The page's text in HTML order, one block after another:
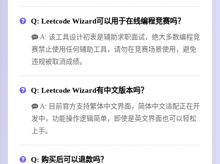
Q: Leetcode Wizard可以用于在线编程竞赛吗？
A: 该工具设计初衷是辅助求职面试，绝大多数编程竞
赛禁止使用任何辅助工具，请勿在竞赛场景使用，避免
违规被取消成绩。
Q: Leetcode Wizard有中文版本吗？
A: 目前官方支持繁体中文界面，简体中文适配正在开
发中，功能操作逻辑简单，即使是英文界面也可以轻松
上手。
Q: 购买后可以退款吗？